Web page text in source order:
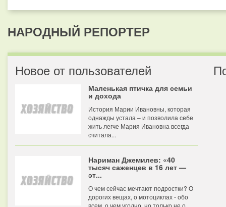
НАРОДНЫЙ РЕПОРТЕР
Новое от пользователей
Маленькая птичка для семьи
и дохода
История Марии Ивановны, которая
однажды устала – и позволила себе
жить легче Мария Ивановна всегда
считала...
Нариман Джемилев: «40
тысяч саженцев в 16 лет —
эт...
О чем сейчас мечтают подростки? О
дорогих вещах, о мотоциклах - обо
всем, о чем угодно, но только не о